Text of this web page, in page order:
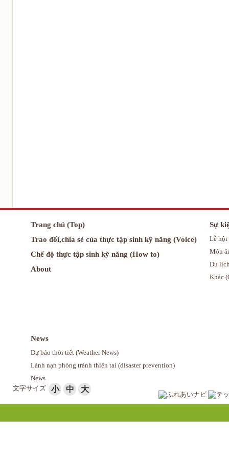
Trang chủ (Top)
Trao đổi,chia sẻ của thực tập sinh kỹ năng (Voice)
Chế độ thực tập sinh kỹ năng (How to)
About
Sự
Lễ hội
Món
Du
Khác
News
Dự báo thời tiết (Weather News)
Lánh nạn phòng tránh thiên tai (disaster prevention)
News
文字サイズ
小 中 大